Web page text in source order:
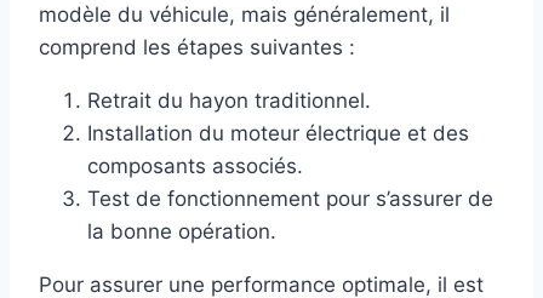
modèle du véhicule, mais généralement, il
comprend les étapes suivantes :
Retrait du hayon traditionnel.
Installation du moteur électrique et des
composants associés.
Test de fonctionnement pour s’assurer de
la bonne opération.
Pour assurer une performance optimale, il est